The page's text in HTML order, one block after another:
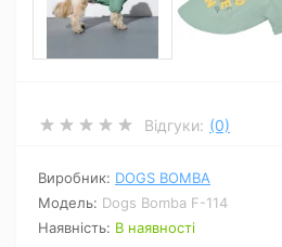
Відгуки: (0)
Виробник: DOGS BOMBA
Модель: Dogs Bomba F-114
Наявність: В наявності